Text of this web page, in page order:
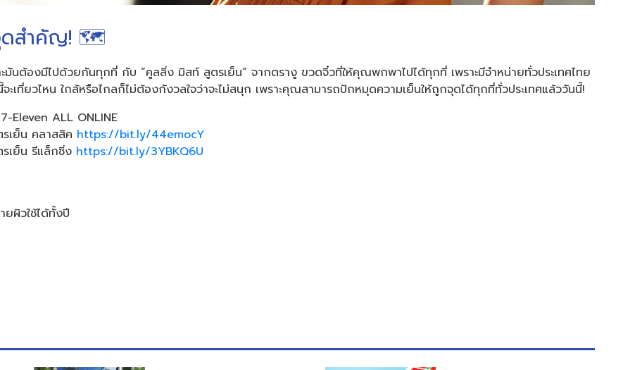
ดสำคัญ! 🗺
นต้องมีไปด้วยกันทุกที่ กับ “คูลลิ่ง มิสท์ สูตรเย็น” จากตรางู ขวดจิ๋วที่ให้คุณพกพาไปได้ทุกที่ เพราะมีจำหน่ายทั่วประเทศไทย
จะเที่ยวไหน ใกล้หรือไกลก็ไม่ต้องกังวลใจว่าจะไม่สนุก เพราะคุณสามารถปักหมุดความเย็นให้ถูกจุดได้ทุกที่ทั่วประเทศแล้ววันนี้!
Eleven ALL ONLINE
เย็น คลาสสิค https://bit.ly/44emocY
เย็น รีแล็กซิ่ง https://bit.ly/3YBKQ6U
ผิวใช้ได้ทั้งปี